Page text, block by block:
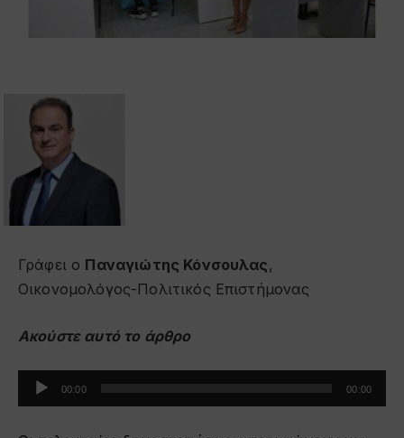
Γράφει ο Παναγιώτης Κόνσουλας,
Οικονομολόγος-Πολιτικός Επιστήμονας
Ακούστε αυτό το άρθρο
Πρόγραμμα
Αναπαραγωγής
00:00 00:00